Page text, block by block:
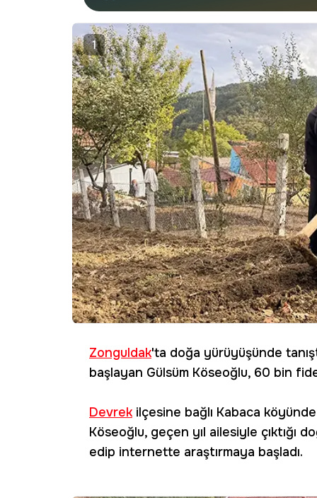
1
Zonguldak'ta doğa yürüyüşünde
başlayan Gülsüm Köseoğlu, 60 bin
Devrekilçesine bağlı Kabaca
Köseoğlu, geçen yıl ailesiyle çıktığı
edip internette araştırmaya başladı.